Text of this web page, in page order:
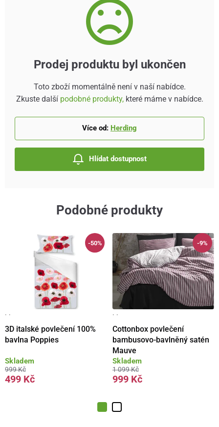
Prodej produktu byl ukončen
Toto zboží momentálně není v naší nabídce.
Zkuste další podobné produkty,které máme v nabídce.
Více od: Herding
Hlídat dostupnost
Podobné produkty
-50%
· ·
3D italské povlečení 100%
bavlna Poppies
Skladem
999 Kč
499 Kč
-9%
· ·
Cottonbox povlečení
bambusovo-bavlněný satén
Mauve
Skladem
1 099 Kč
999 Kč